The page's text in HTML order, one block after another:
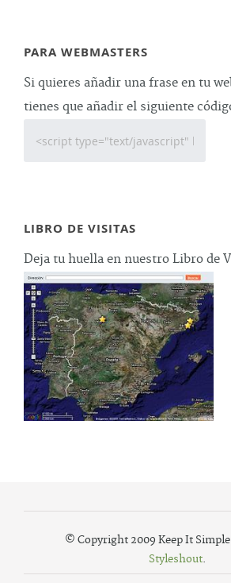
PARA WEBMASTERS
Si quieres añadir una frase en tu
tienes que añadir el siguiente
LIBRO DE VISITAS
Deja tu huella en nuestro Libro de
© Copyright 2009 Keep It
Styleshout.